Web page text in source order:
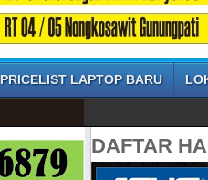
PRICELIST LAPTOP BARU
DAFTAR